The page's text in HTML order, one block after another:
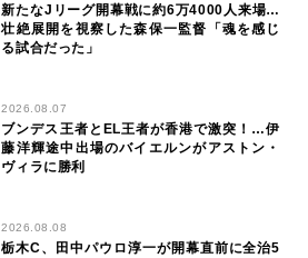
新たなJリーグ開幕戦に約6万4000人来場…
壮絶展開を視察した森保一監督「魂を感じ
る試合だった」
2026.08.07
ブンデス王者とEL王者が香港で激突！…伊
藤洋輝途中出場のバイエルンがアストン・
ヴィラに勝利
2026.08.08
栃木C、田中パウロ淳一が開幕直前に全治5